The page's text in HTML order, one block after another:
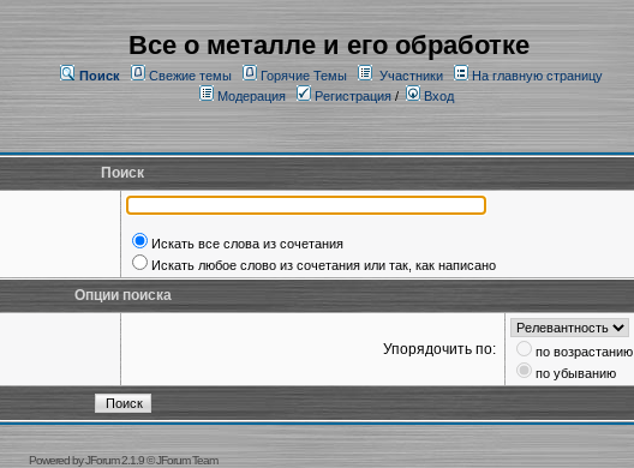
Все о металле и его обработке
Поиск Свежие темы Горячие Темы Участники
На главную страницу
Модерация
Регистрация/ Вход
Поиск
Искать все слова из сочетания
Искать любое слово из сочетания или так, как написано
Опции поиска
Упорядочить по:
по возрастанию
по убыванию
Powered byJForum 2.1.9©JForum Team